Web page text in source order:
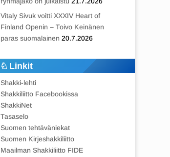
Vitaly Sivuk voitti XXXIV Heart of
Finland Openin – Toivo Keinänen
paras suomalainen 20.7.2026
Linkit
Shakki-lehti
Shakkiliitto Facebookissa
ShakkiNet
Tasaselo
Suomen tehtäväniekat
Suomen Kirjeshakkiliitto
Maailman Shakkiliitto FIDE